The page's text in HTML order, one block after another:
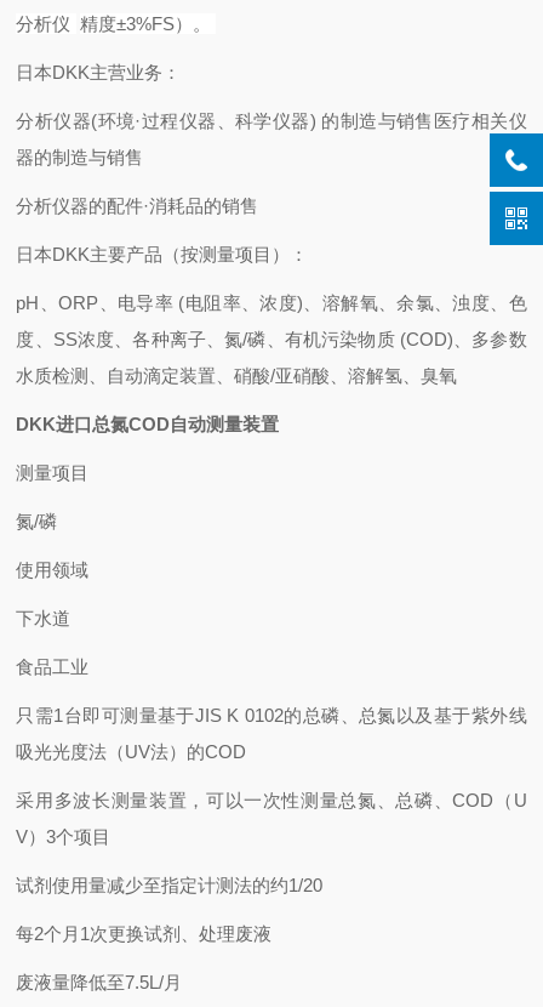
分析仪 精度±3%FS）。 ‌
日本DKK主营业务：
分析仪器(环境·过程仪器、科学仪器) 的制造与销售医疗相关仪
器的制造与销售
分析仪器的配件·消耗品的销售
日本DKK主要产品（按测量项目）：
pH、ORP、电导率 (电阻率、浓度)、溶解氧、余氯、浊度、色
度、SS浓度、各种离子、氮/磷、有机污染物质 (COD)、多参数
水质检测、自动滴定装置、硝酸/亚硝酸、溶解氢、臭氧
DKK进口总氮COD自动测量装置
测量项目
氮/磷
使用领域
下水道
食品工业
只需1台即可测量基于JIS K 0102的总磷、总氮以及基于紫外线
吸光光度法（UV法）的COD
采用多波长测量装置，可以一次性测量总氮、总磷、COD（U
V）3个项目
试剂使用量减少至指定计测法的约1/20
每2个月1次更换试剂、处理废液
废液量降低至7.5L/月